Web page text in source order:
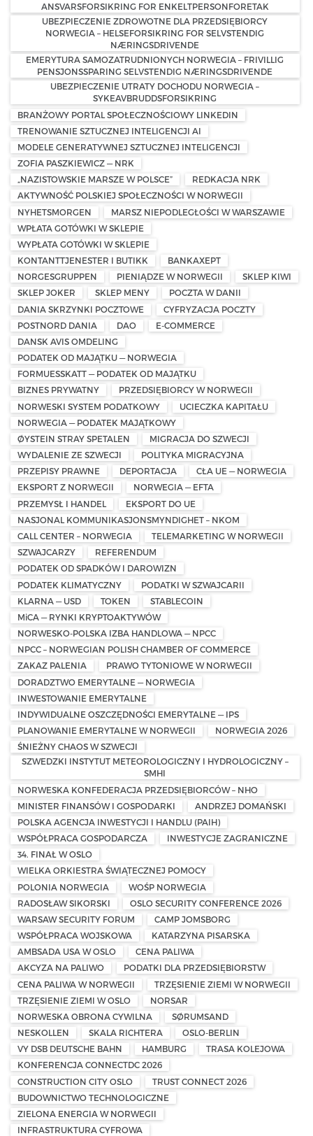
ANSVARSFORSIKRING FOR ENKELTPERSONFORETAK
UBEZPIECZENIE ZDROWOTNE DLA PRZEDSIĘBIORCY
NORWEGIA – HELSEFORSIKRING FOR SELVSTENDIG
NÆRINGSDRIVENDE
EMERYTURA SAMOZATRUDNIONYCH NORWEGIA – FRIVILLIG
PENSJONSSPARING SELVSTENDIG NÆRINGSDRIVENDE
UBEZPIECZENIE UTRATY DOCHODU NORWEGIA –
SYKEAVBRUDDSFORSIKRING
BRANŻOWY PORTAL SPOŁECZNOŚCIOWY LINKEDIN
TRENOWANIE SZTUCZNEJ INTELIGENCJI AI
MODELE GENERATYWNEJ SZTUCZNEJ INTELIGENCJI
ZOFIA PASZKIEWICZ — NRK
„NAZISTOWSKIE MARSZE W POLSCE”
REDKACJA NRK
AKTYWNOŚĆ POLSKIEJ SPOŁECZNOŚCI W NORWEGII
NYHETSMORGEN
MARSZ NIEPODLEGŁOŚCI W WARSZAWIE
WPŁATA GOTÓWKI W SKLEPIE
WYPŁATA GOTÓWKI W SKLEPIE
KONTANTTJENESTER I BUTIKK
BANKAXEPT
NORGESGRUPPEN
PIENIĄDZE W NORWEGII
SKLEP KIWI
SKLEP JOKER
SKLEP MENY
POCZTA W DANII
DANIA SKRZYNKI POCZTOWE
CYFRYZACJA POCZTY
POSTNORD DANIA
DAO
E-COMMERCE
DANSK AVIS OMDELING
PODATEK OD MAJĄTKU — NORWEGIA
FORMUESSKATT — PODATEK OD MAJĄTKU
BIZNES PRYWATNY
PRZEDSIĘBIORCY W NORWEGII
NORWESKI SYSTEM PODATKOWY
UCIECZKA KAPITAŁU
NORWEGIA — PODATEK MAJĄTKOWY
ØYSTEIN STRAY SPETALEN
MIGRACJA DO SZWECJI
WYDALENIE ZE SZWECJI
POLITYKA MIGRACYJNA
PRZEPISY PRAWNE
DEPORTACJA
CŁA UE — NORWEGIA
EKSPORT Z NORWEGII
NORWEGIA — EFTA
PRZEMYSŁ I HANDEL
EKSPORT DO UE
NASJONAL KOMMUNIKASJONSMYNDIGHET – NKOM
CALL CENTER – NORWEGIA
TELEMARKETING W NORWEGII
SZWAJCARZY
REFERENDUM
PODATEK OD SPADKÓW I DAROWIZN
PODATEK KLIMATYCZNY
PODATKI W SZWAJCARII
KLARNA — USD
TOKEN
STABLECOIN
MiCA — RYNKI KRYPTOAKTYWÓW
NORWESKO-POLSKA IZBA HANDLOWA — NPCC
NPCC – NORWEGIAN POLISH CHAMBER OF COMMERCE
ZAKAZ PALENIA
PRAWO TYTONIOWE W NORWEGII
DORADZTWO EMERYTALNE — NORWEGIA
INWESTOWANIE EMERYTALNE
INDYWIDUALNE OSZCZĘDNOŚCI EMERYTALNE — IPS
PLANOWANIE EMERYTALNE W NORWEGII
NORWEGIA 2026
ŚNIEŻNY CHAOS W SZWECJI
SZWEDZKI INSTYTUT METEOROLOGICZNY I HYDROLOGICZNY –
SMHI
NORWESKA KONFEDERACJA PRZEDSIĘBIORCÓW – NHO
MINISTER FINANSÓW I GOSPODARKI
ANDRZEJ DOMAŃSKI
POLSKA AGENCJA INWESTYCJI I HANDLU (PAIH)
WSPÓŁPRACA GOSPODARCZA
INWESTYCJE ZAGRANICZNE
34. FINAŁ W OSLO
WIELKA ORKIESTRA ŚWIĄTECZNEJ POMOCY
POLONIA NORWEGIA
WOŚP NORWEGIA
RADOSŁAW SIKORSKI
OSLO SECURITY CONFERENCE 2026
WARSAW SECURITY FORUM
CAMP JOMSBORG
WSPÓŁPRACA WOJSKOWA
KATARZYNA PISARSKA
AMBSADA USA W OSLO
CENA PALIWA
AKCYZA NA PALIWO
PODATKI DLA PRZEDSIĘBIORSTW
CENA PALIWA W NORWEGII
TRZĘSIENIE ZIEMI W NORWEGII
TRZĘSIENIE ZIEMI W OSLO
NORSAR
NORWESKA OBRONA CYWILNA
SØRUMSAND
NESKOLLEN
SKALA RICHTERA
OSLO-BERLIN
VY DSB DEUTSCHE BAHN
HAMBURG
TRASA KOLEJOWA
KONFERENCJA CONNECTDC 2026
CONSTRUCTION CITY OSLO
TRUST CONNECT 2026
BUDOWNICTWO TECHNOLOGICZNE
ZIELONA ENERGIA W NORWEGII
INFRASTRUKTURA CYFROWA